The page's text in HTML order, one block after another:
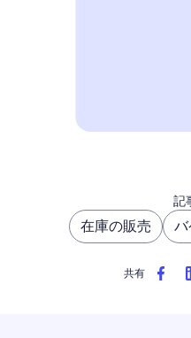
記
在庫の販売
共有